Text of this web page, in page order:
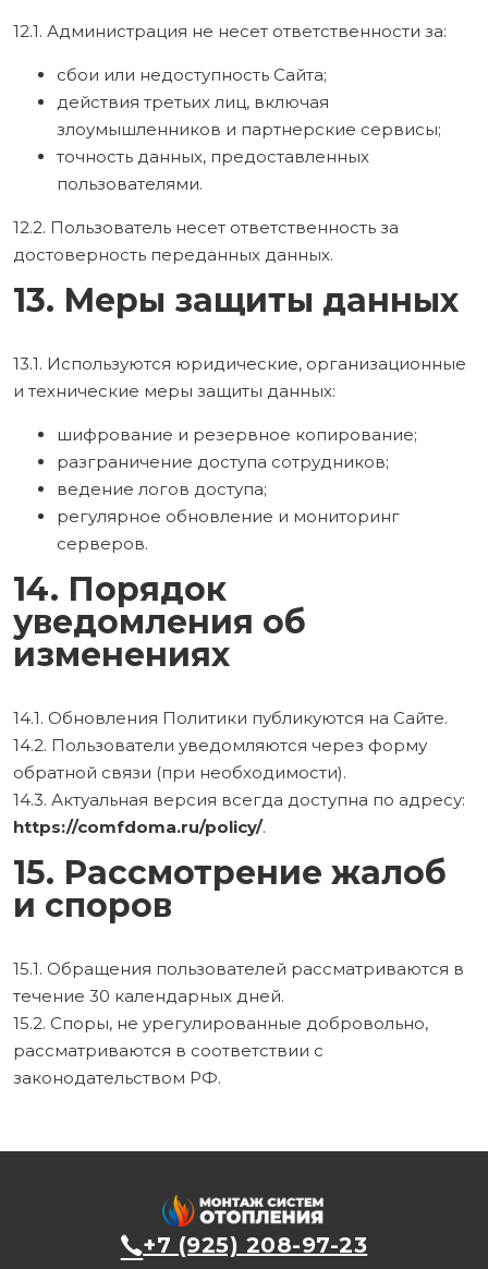
12.1. Администрация не несет ответственности за:
сбои или недоступность Сайта;
действия третьих лиц, включая
злоумышленников и партнерские сервисы;
точность данных, предоставленных
пользователями.
12.2. Пользователь несет ответственность за
достоверность переданных данных.
13. Меры защиты данных
13.1. Используются юридические, организационные
и технические меры защиты данных:
шифрование и резервное копирование;
разграничение доступа сотрудников;
ведение логов доступа;
регулярное обновление и мониторинг
серверов.
14. Порядок
уведомления об
изменениях
14.1. Обновления Политики публикуются на Сайте.
14.2. Пользователи уведомляются через форму
обратной связи (при необходимости).
14.3. Актуальная версия всегда доступна по адресу:
https://comfdoma.ru/policy/.
15. Рассмотрение жалоб
и споров
15.1. Обращения пользователей рассматриваются в
течение 30 календарных дней.
15.2. Споры, не урегулированные добровольно,
рассматриваются в соответствии с
законодательством РФ.
+7 (925) 208-97-23